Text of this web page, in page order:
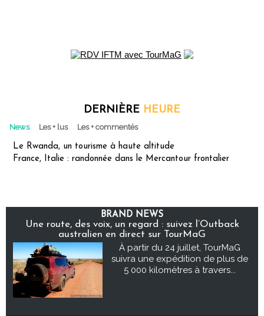
DERNIÈRE HEURE
News Les + lus Les + commentés
Le Rwanda, un tourisme à haute altitude
France, Italie : randonnée dans le Mercantour frontalier
BRAND NEWS
Une route, des voix, un regard : suivez l’Outback
australien en direct sur TourMaG
À partir du 24 juillet, TourMaG
suivra une expédition de plus de
5 000 kilomètres à travers...